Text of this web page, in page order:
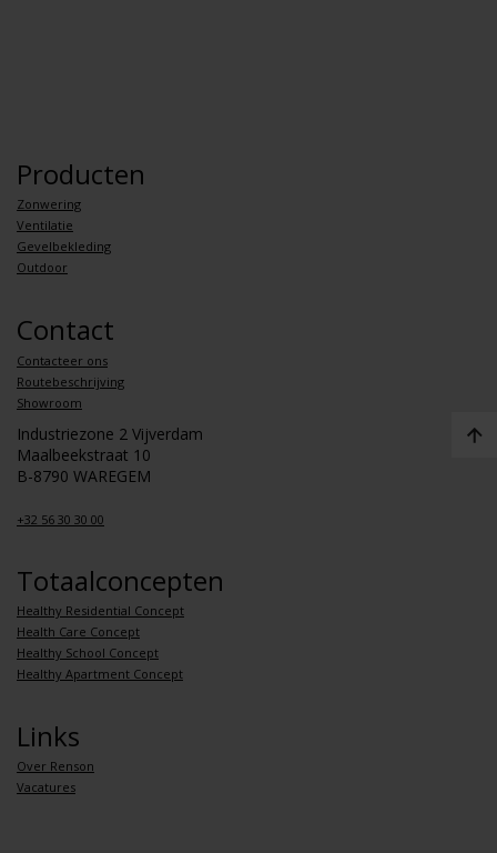
Producten
Zonwering
Ventilatie
Gevelbekleding
Outdoor
Contact
Contacteer ons
Routebeschrijving
Showroom
Industriezone 2 Vijverdam
Maalbeekstraat 10
B-8790 WAREGEM
+32 56 30 30 00
Totaalconcepten
Healthy Residential Concept
Health Care Concept
Healthy School Concept
Healthy Apartment Concept
Links
Over Renson
Vacatures